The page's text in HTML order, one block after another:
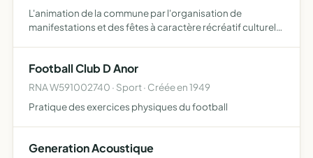
L'animation de la commune par l'organisation de
manifestations et des fêtes à caractère récréatif culturel
Football Club D Anor
RNA W591002740 · Sport · Créée en 1949
Pratique des exercices physiques du football
Generation Acoustique